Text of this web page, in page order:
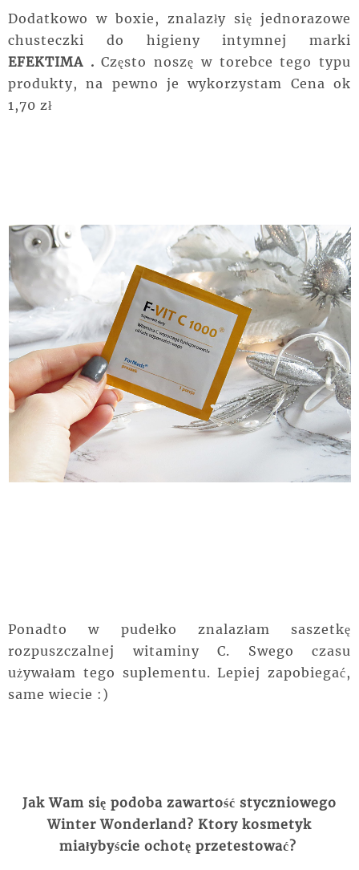
Dodatkowo w boxie, znalazły się jednorazowe
chusteczki do higieny intymnej marki
EFEKTIMA .Często noszę w torebce tego typu
produkty, na pewno je wykorzystam Cena ok
1,70 zł
Ponadto w pudełko znalazłam saszetkę
rozpuszczalnej witaminy C. Swego czasu
używałam tego suplementu. Lepiej zapobiegać,
same wiecie :)
Jak Wam się podoba zawartość styczniowego
Winter Wonderland? Ktory kosmetyk
miałybyście ochotę przetestować?